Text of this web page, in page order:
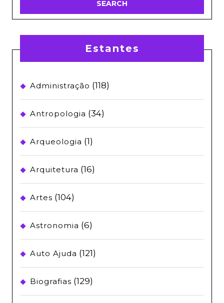
Estantes
Administração (118)
Antropologia (34)
Arqueologia (1)
Arquitetura (16)
Artes (104)
Astronomia (6)
Auto Ajuda (121)
Biografias (129)